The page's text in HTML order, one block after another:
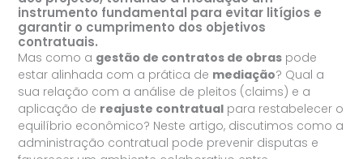
instrumento fundamental para evitar litígios e
garantir o cumprimento dos objetivos
contratuais.
Mas como a gestão de contratos de obras pode
estar alinhada com a prática de mediação? Qual a
sua relação com a análise de pleitos (claims) e a
aplicação de reajuste contratual para restabelecer o
equilíbrio econômico? Neste artigo, discutimos como a
administração contratual pode prevenir disputas e